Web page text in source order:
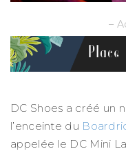
–
DC Shoes a créé un
l’enceinte du
appelée le DC Mini